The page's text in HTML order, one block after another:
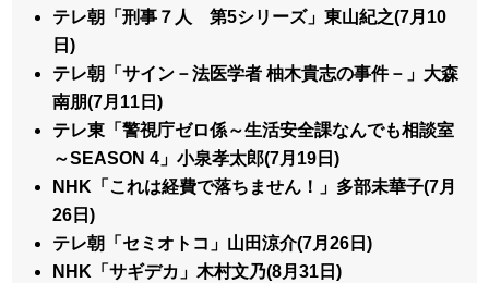
テレ朝「刑事７人 第5シリーズ」東山紀之(7月10
日)
テレ朝「サイン－法医学者 柚木貴志の事件－」大森
南朋(7月11日)
テレ東「警視庁ゼロ係～生活安全課なんでも相談室
～SEASON 4」小泉孝太郎(7月19日)
NHK「これは経費で落ちません！」多部未華子(7月
26日)
テレ朝「セミオトコ」山田涼介(7月26日)
NHK「サギデカ」木村文乃(8月31日)